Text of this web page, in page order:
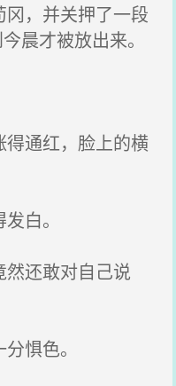
，并关押了一段
晨才被放出来。
通红，脸上的横
白。
还敢对自己说
惧色。